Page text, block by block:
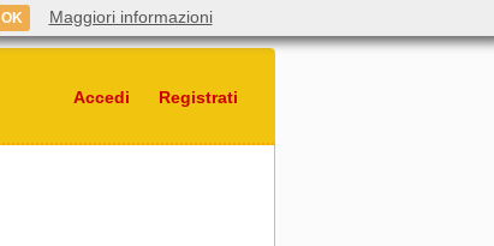
Accedi Registrati
OK Maggiori informazioni